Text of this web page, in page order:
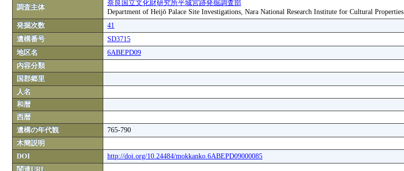
調査主体
奈良国立文化財研究所平城宮跡発掘調査部
Department of Heijō Palace Site Investigations, Nara National Research Institute for Cultural Properties
発掘次数
41
遺構番号
SD3715
地区名
6ABEPD09
内容分類
国郡郷里
人名
和暦
西暦
遺構の年代観
765-790
木簡説明
DOI
http://doi.org/10.24484/mokkanko.6ABEPD09000085
関連URL